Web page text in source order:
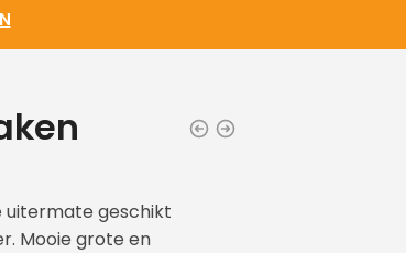
uitermate geschikt
Mooie grote en